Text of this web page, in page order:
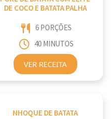
DE COCO E BATATA PALHA
6 PORÇÕES
40 MINUTOS
VER RECEITA
NHOQUE DE BATATA